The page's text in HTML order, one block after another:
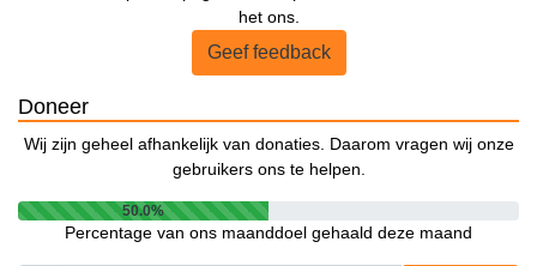
het ons.
Geef feedback
Doneer
Wij zijn geheel afhankelijk van donaties. Daarom vragen wij onze
gebruikers ons te helpen.
50.0%
Percentage van ons maanddoel gehaald deze maand